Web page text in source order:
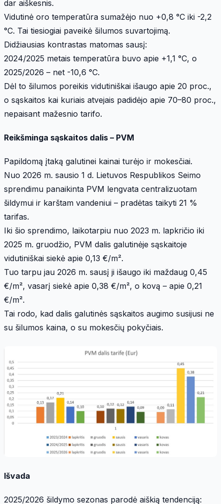
dar aiškesnis.
Vidutinė oro temperatūra sumažėjo nuo +0,8 °C iki -2,2
°C. Tai tiesiogiai paveikė šilumos suvartojimą.
Didžiausias kontrastas matomas sausį:
2024/2025 metais temperatūra buvo apie +1,1 °C, o
2025/2026 – net -10,6 °C.
Dėl to šilumos poreikis vidutiniškai išaugo apie 20 proc.,
o sąskaitos kai kuriais atvejais padidėjo apie 70–80 proc.,
nepaisant mažesnio tarifo.
Reikšminga sąskaitos dalis – PVM
Papildomą įtaką galutinei kainai turėjo ir mokesčiai.
Nuo 2026 m. sausio 1 d. Lietuvos Respublikos Seimo
sprendimu panaikinta PVM lengvata centralizuotam
šildymui ir karštam vandeniui – pradėtas taikyti 21 %
tarifas.
Iki šio sprendimo, laikotarpiu nuo 2023 m. lapkričio iki
2025 m. gruodžio, PVM dalis galutinėje sąskaitoje
vidutiniškai siekė apie 0,13 €/m².
Tuo tarpu jau 2026 m. sausį ji išaugo iki maždaug 0,45
€/m², vasarį siekė apie 0,38 €/m², o kovą – apie 0,21
€/m².
Tai rodo, kad dalis galutinės sąskaitos augimo susijusi ne
su šilumos kaina, o su mokesčių pokyčiais.
Išvada
2025/2026 šildymo sezonas parodė aiškią tendenciją: